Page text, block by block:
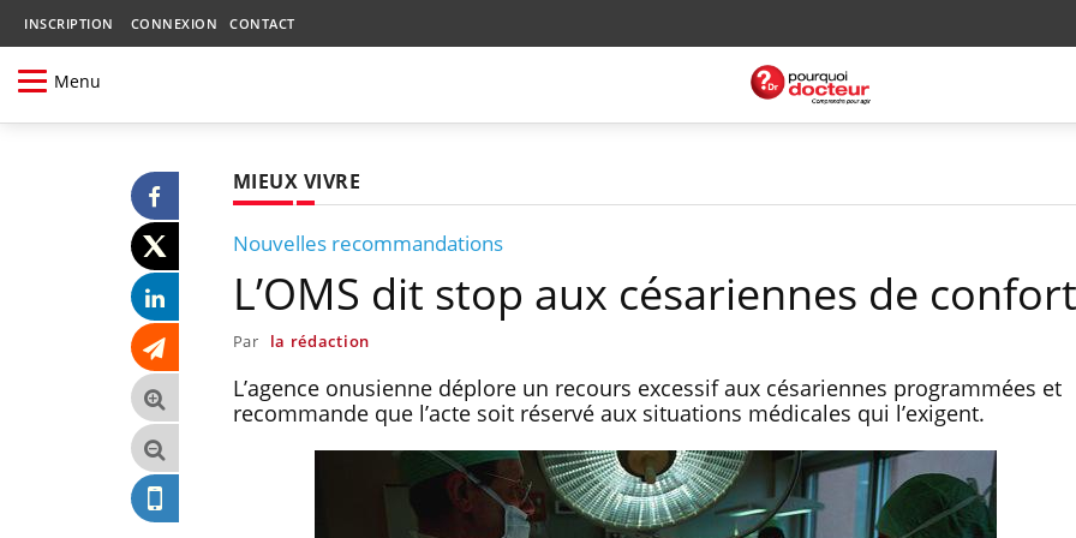
INSCRIPTION CONNEXION CONTACT
Menu
MIEUX VIVRE
Nouvelles recommandations
L’OMS dit stop aux césariennes de confort
Par la rédaction
L’agence onusienne déplore un recours excessif aux césariennes programmées et
recommande que l’acte soit réservé aux situations médicales qui l’exigent.